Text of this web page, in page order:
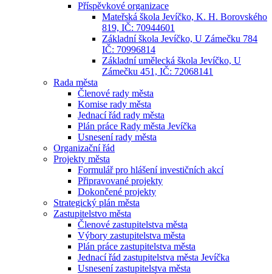
Příspěvkové organizace
Mateřská škola Jevíčko, K. H. Borovského
819, IČ: 70944601
Základní škola Jevíčko, U Zámečku 784
IČ: 70996814
Základní umělecká škola Jevíčko, U
Zámečku 451, IČ: 72068141
Rada města
Členové rady města
Komise rady města
Jednací řád rady města
Plán práce Rady města Jevíčka
Usnesení rady města
Organizační řád
Projekty města
Formulář pro hlášení investičních akcí
Připravované projekty
Dokončené projekty
Strategický plán města
Zastupitelstvo města
Členové zastupitelstva města
Výbory zastupitelstva města
Plán práce zastupitelstva města
Jednací řád zastupitelstva města Jevíčka
Usnesení zastupitelstva města